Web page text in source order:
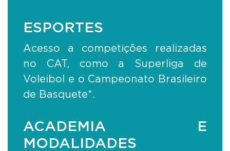
ESPORTES
Acesso a competições realizadas
no CAT, como a Superliga de
Voleibol e o Campeonato Brasileiro
de Basquete*.
ACADEMIA E
MODALIDADES